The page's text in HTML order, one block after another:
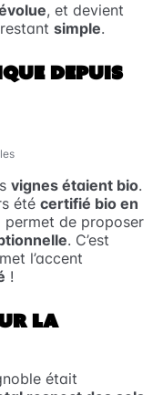
, et devient
simple.
DEPUIS
vignes étaient bio.
été certifié bio en
permet de proposer
. C’est
l’accent
!
LA
était